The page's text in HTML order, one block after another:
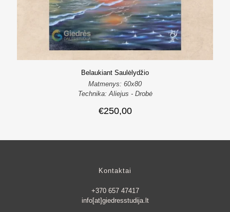
Belaukiant Saulėlydžio
Matmenys: 60x80
Technika: Aliejus - Drobė
€250,00
Kontaktai
+370 657 47417
info[at]giedresstudija.lt